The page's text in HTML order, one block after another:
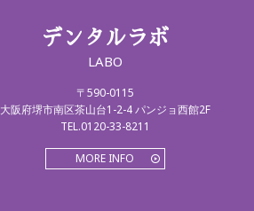
デンタルラボ
LABO
〒590-0115
大阪府堺市南区茶山台1-2-4 パンジョ西館2F
TEL.0120-33-8211
MORE INFO